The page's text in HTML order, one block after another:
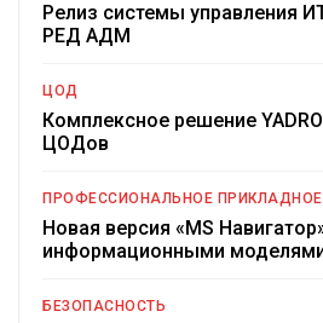
Релиз системы управления
РЕД АДМ
ЦОД
Комплексное решение
ЦОДов
ПРОФЕССИОНАЛЬНОЕ
Новая версия «MS
информационными
БЕЗОПАСНОСТЬ